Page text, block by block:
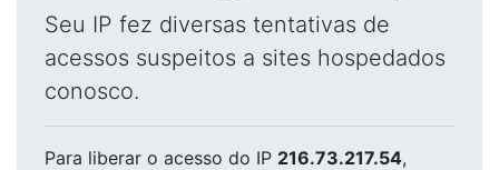
Seu IP fez diversas tentativas de
acessos suspeitos a sites hospedados
conosco.
Para liberar o acesso do IP 216.73.217.54,